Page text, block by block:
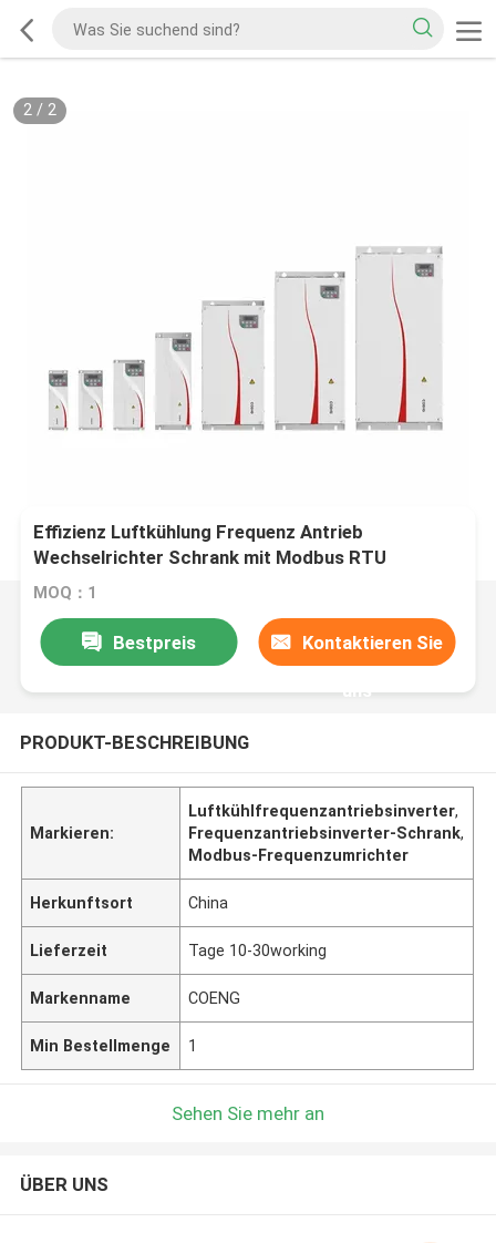
2/ 2
Effizienz Luftkühlung Frequenz Antrieb
Wechselrichter Schrank mit Modbus RTU
Kommunikationsprotokoll
MOQ：1
Bestpreis Kontaktieren Sie
uns
PRODUKT-BESCHREIBUNG
Markieren:
Luftkühlfrequenzantriebsinverter,
Frequenzantriebsinverter-Schrank,
Modbus-Frequenzumrichter
Herkunftsort China
Lieferzeit Tage 10-30working
Markenname COENG
Min Bestellmenge 1
Sehen Sie mehr an
ÜBER UNS